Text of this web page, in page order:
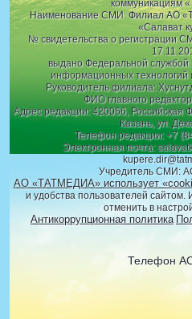
коммуникациям
Наименование СМИ: Филиал АО
«Салават
№ свидетельства о регистрации
выдано Федеральной службой
информационных технологий
Руководитель филиала:
ФИО главного
Адрес редакции: 420066, Российская
Казань, ул.
Телефон редакции: +7
Электронная почта:
Учредитель СМИ:
АО «ТАТМЕДИА» использует
и удобства пользователей
отменить в
Антикоррупционная политика
Телефон